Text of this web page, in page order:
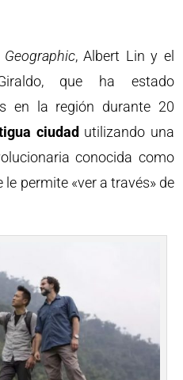
, Albert Lin y el
que ha estado
en la región durante 20
ciudad utilizando una
conocida como
le permite «ver a través» de